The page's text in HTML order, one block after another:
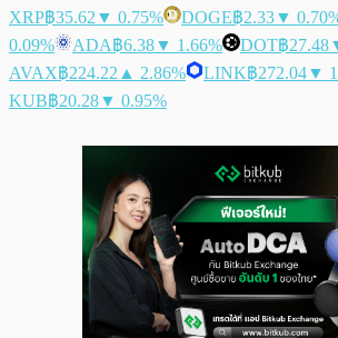
XRP฿35.62 ▼ 0.75% DOGE฿2.33▼
0.09%
ADA฿6.38▼ 1.66% DOT฿27.48
AVAX฿224.22 ▲ 2.86% LINK฿272.04▼
KUB฿20.28▼ 0.95%